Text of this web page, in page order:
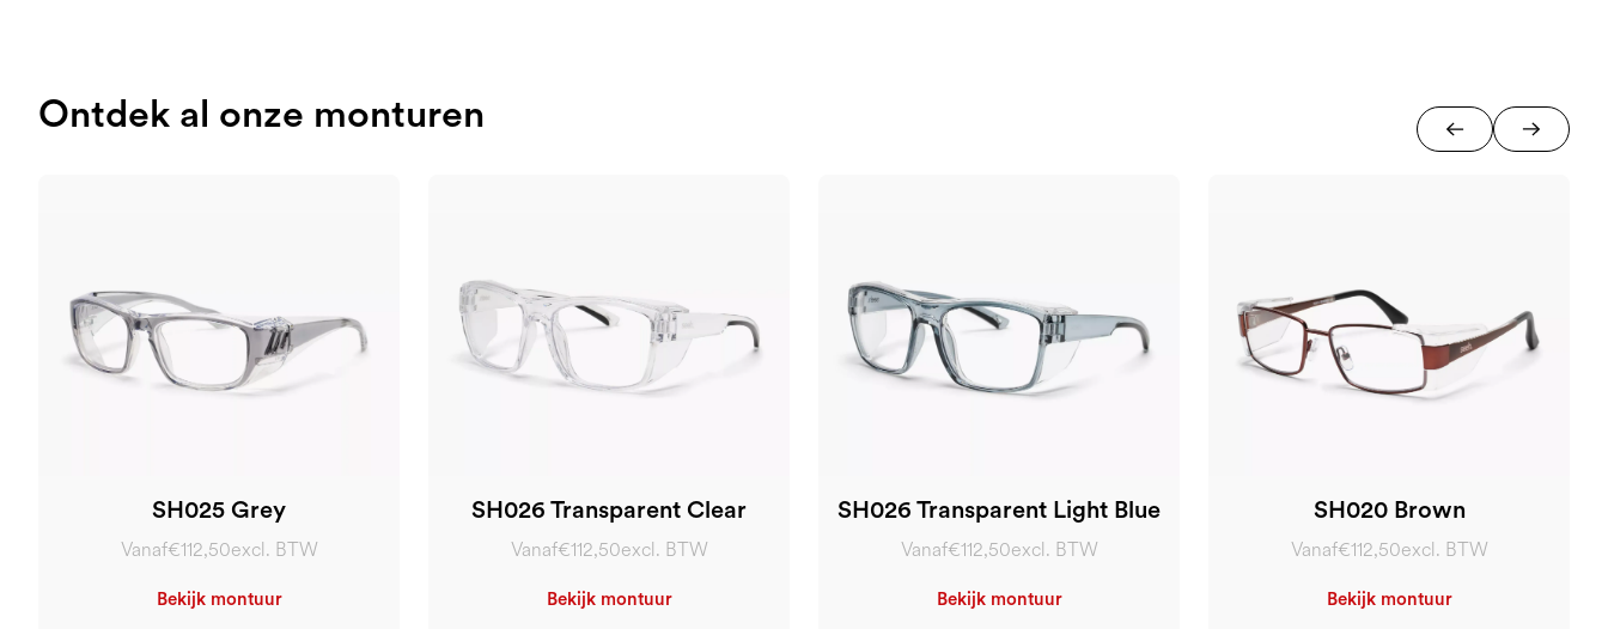
Ontdek al onze monturen
SH025 Grey
Vanaf€112,50excl. BTW
Bekijk montuur
SH026 Transparent Clear
Vanaf€112,50excl. BTW
Bekijk montuur
SH026 Transparent Light Blue
Vanaf€112,50excl. BTW
Bekijk montuur
SH020 Brown
Vanaf€112,50excl. BTW
Bekijk montuur